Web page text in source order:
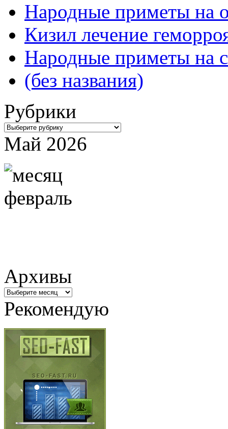
Народные приметы на
Кизил лечение
Народные приметы на
(без названия)
Рубрики
Рубрики
Май 2026
Архивы
Архивы
Рекомендую